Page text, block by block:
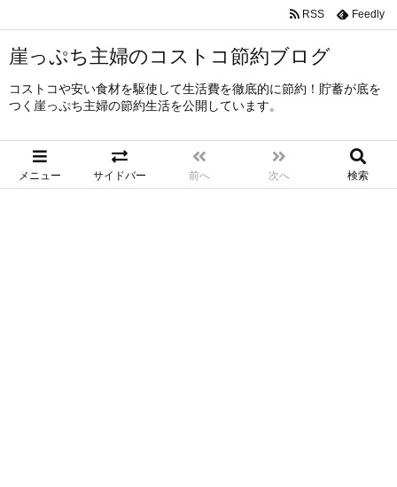
崖っぷち主婦のコストコ節約ブログ
コストコや安い食材を駆使して生活費を徹底的に節約！貯蓄が底を
つく崖っぷち主婦の節約生活を公開しています。
メニュー サイドバー 前へ 次へ 検索
RSS Feedly